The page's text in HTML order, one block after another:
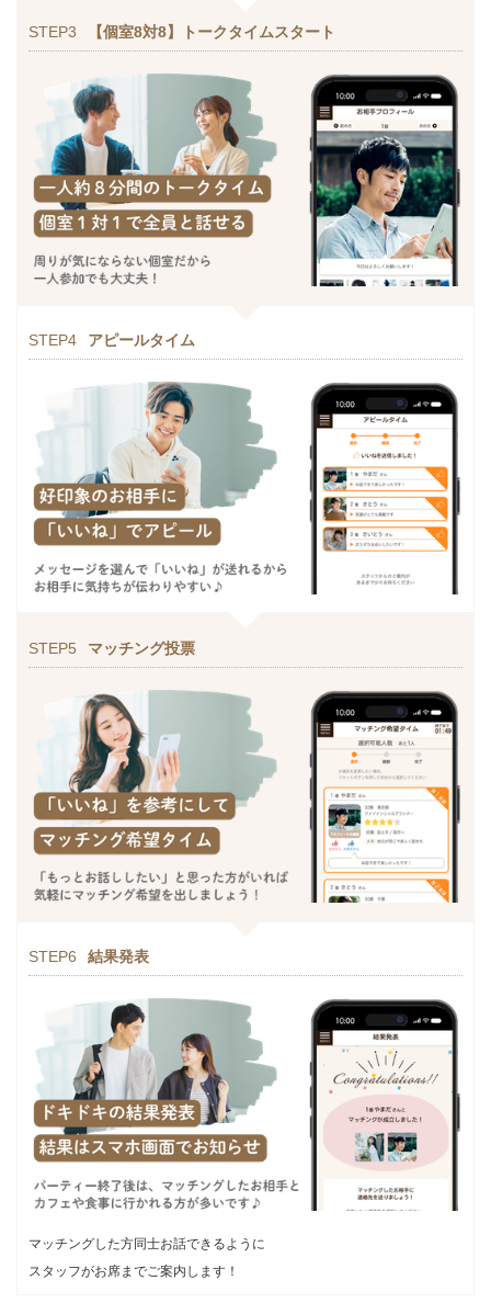
STEP3 【個室8対8】トークタイムスタート
STEP4 アピールタイム
STEP5 マッチング投票
STEP6 結果発表
マッチングした方同士お話できるように
スタッフがお席までご案内します！